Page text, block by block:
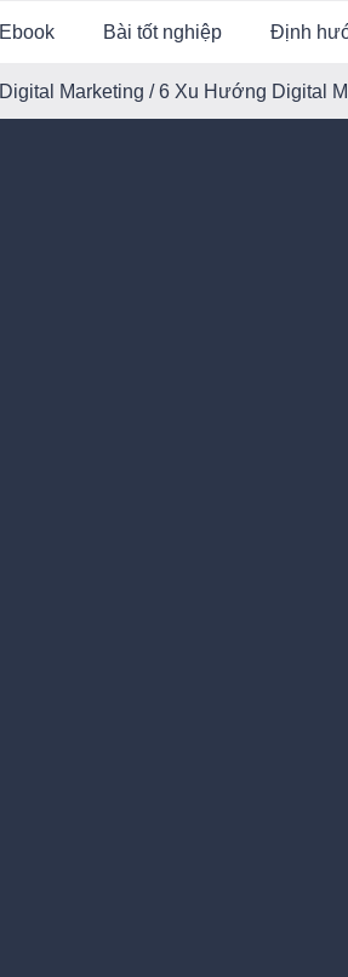
Ebook Bài tốt nghiệp Định
Digital Marketing / 6 Xu Hướng Digital